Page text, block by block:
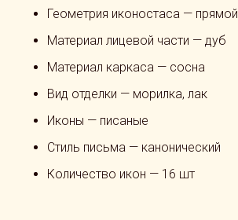
Геометрия иконостаса — прямой
Материал лицевой части — дуб
Материал каркаса — сосна
Вид отделки — морилка, лак
Иконы — писаные
Стиль письма — канонический
Количество икон — 16 шт